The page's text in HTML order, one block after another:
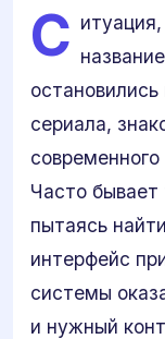
С
сериала,
Часто
пытаясь
интерфейс
системы
и нужный